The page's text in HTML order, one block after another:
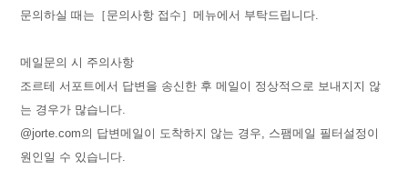
문의하실 때는［문의사항 접수］메뉴에서 부탁드립니다.
메일문의 시 주의사항
조르테 서포트에서 답변을 송신한 후 메일이 정상적으로 보내지지 않
는 경우가 많습니다.
@jorte.com의 답변메일이 도착하지 않는 경우, 스팸메일 필터설정이
원인일 수 있습니다.